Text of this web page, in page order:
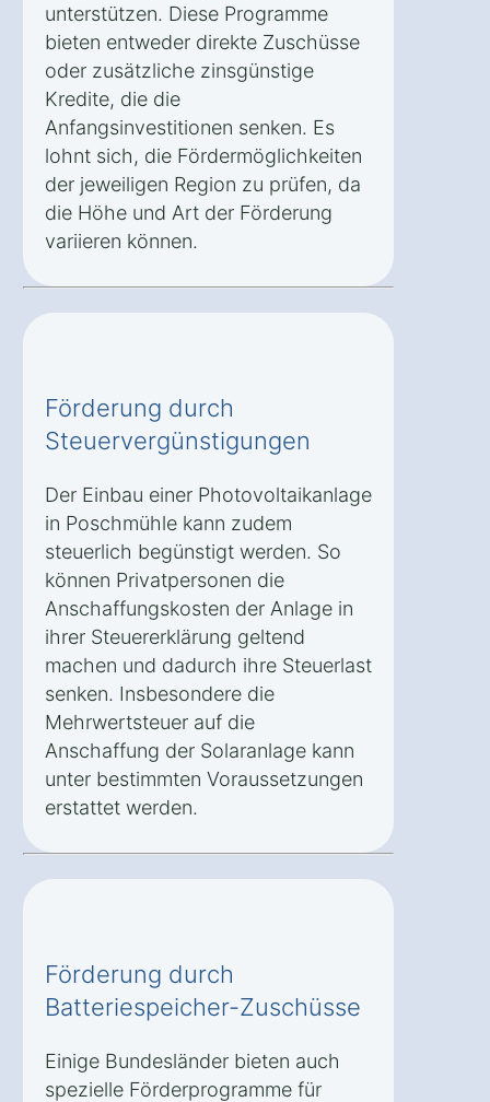
unterstützen. Diese Programme
bieten entweder direkte Zuschüsse
oder zusätzliche zinsgünstige
Kredite, die die
Anfangsinvestitionen senken. Es
lohnt sich, die Fördermöglichkeiten
der jeweiligen Region zu prüfen, da
die Höhe und Art der Förderung
variieren können.
Förderung durch
Steuervergünstigungen
Der Einbau einer Photovoltaikanlage
in Poschmühle kann zudem
steuerlich begünstigt werden. So
können Privatpersonen die
Anschaffungskosten der Anlage in
ihrer Steuererklärung geltend
machen und dadurch ihre Steuerlast
senken. Insbesondere die
Mehrwertsteuer auf die
Anschaffung der Solaranlage kann
unter bestimmten Voraussetzungen
erstattet werden.
Förderung durch
Batteriespeicher-Zuschüsse
Einige Bundesländer bieten auch
spezielle Förderprogramme für